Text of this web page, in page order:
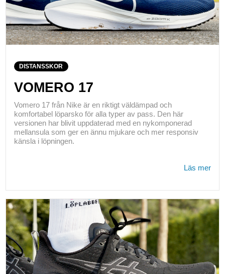
DISTANSSKOR
VOMERO 17
Vomero 17 från Nike är en riktigt väldämpad och
komfortabel löparsko för alla typer av pass. Den här
versionen har blivit uppdaterad med en nykomponerad
mellansula som ger en ännu mjukare och mer responsiv
känsla i löpningen.
Läs mer